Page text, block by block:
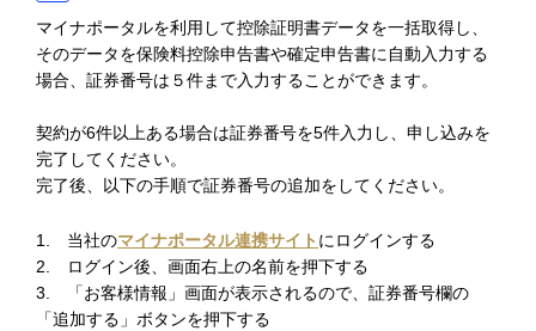
マイナポータルを利用して控除証明書データを一括取得し、
そのデータを保険料控除申告書や確定申告書に自動入力する
場合、証券番号は５件まで入力することができます。
契約が6件以上ある場合は証券番号を5件入力し、申し込みを
完了してください。
完了後、以下の手順で証券番号の追加をしてください。
1. 当社のマイナポータル連携サイト にログインする
2. ログイン後、画面右上の名前を押下する
3. 「お客様情報」画面が表示されるので、証券番号欄の
「追加する」ボタンを押下する